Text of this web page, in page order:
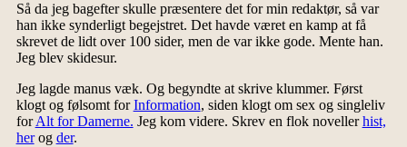
Så da jeg bagefter skulle præsentere det for min redaktør, så var
han ikke synderligt begejstret. Det havde været en kamp at få
skrevet de lidt over 100 sider, men de var ikke gode. Mente han.
Jeg blev skidesur.
Jeg lagde manus væk. Og begyndte at skrive klummer. Først
klogt og følsomt forInformation, siden klogt om sex og singleliv
forAlt for Damerne. Jeg kom videre. Skrev en flok novellerhist,
herog der.